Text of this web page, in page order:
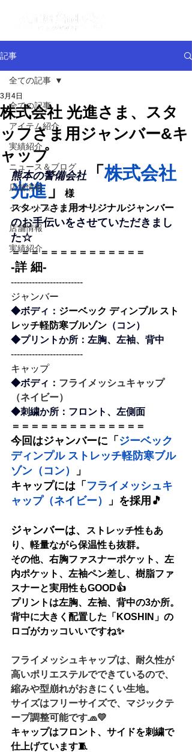
記事
全ての記事
アイテム紹介
実績紹介
ニュース＆ブログ
店舗情報
イベント＆キャンペーン
店舗情報
実績紹介
全ての記事
株式会社 光進さま、スタ
ッフさま用ジャンバー&キ
ャップ
3月4日
熊本の警備会社 「株式会社
光進 」
様
スタッフさま用オリジナルジャンバー
のお手伝いをさせていただきまし
た☆
＝＝＝＝＝＝＝＝＝＝＝＝＝＝
-詳 細-
------------------------
ジャンバー
◆ボディ： ジーベック ディンプル スト
レッチ軽防寒ブルゾン （コン）
◆プリントか所：左胸、左袖、背中
------------------------
キャップ
◆ボディ： フライメッシュキャップ
（ネイビー）
◆刺繍か所：フロント、左側面
＝＝＝＝＝＝＝＝＝＝＝＝＝＝
今回はジャンバーに「 ジーベック
ディンプル ストレッチ軽防寒ブル
ゾン （コン）
」
キャップには「 フライメッシュキ
ャップ（ネイビー）
」を採用🎵
ジャンバーは、
ストレッチ性もあ
り、軽量ながら保温性も抜群。
その他、右胸ファスナーポケット、左
内ポケット、左袖ペン差し、樹脂ファ
スナーと実用性もGOOD👍
プリントは左胸、左袖、背中の3か所。
背中に大きく配置した「KOSHIN」の
ロゴがカッコいいですね✨
フライメッシュキャップは、耐久性が
高いポリエステルでできているので、
縮みや型崩れがおきにくい生地。
サイズはフリーサイズで、マジックテ
ープ調整可能です🧢💛
キャップはフロント、サイドを刺繍で
仕上げています🧵